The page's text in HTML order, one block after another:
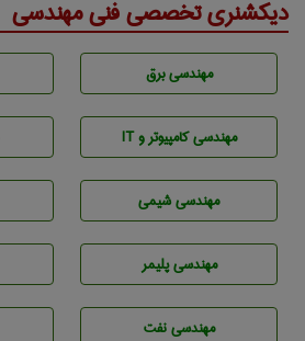
دیکشنری تخصصی فنی مهندسی
مهندسی برق
مهندسی كامپيوتر و IT
مهندسي شيمی
مهندسی پليمر
مهندسی نفت